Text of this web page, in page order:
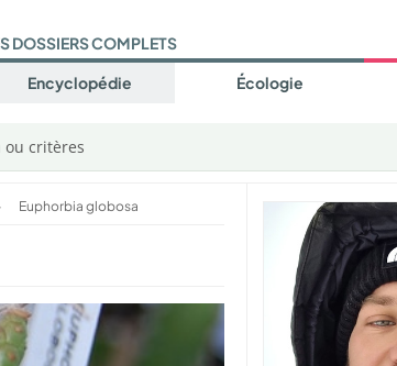
DOSSIERS COMPLETS
Encyclopédie Écologie
ou critères
Euphorbia globosa